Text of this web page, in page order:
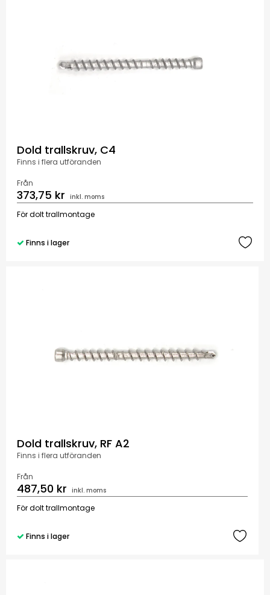
Dold trallskruv, C4
Finns i flera utföranden
Från
373,75 kr inkl. moms
För dolt trallmontage
Finns i lager
Dold trallskruv, RF A2
Finns i flera utföranden
Från
487,50 kr inkl. moms
För dolt trallmontage
Finns i lager